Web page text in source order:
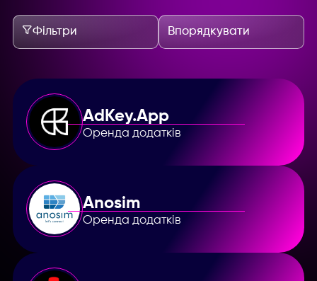
Фільтри Впорядкувати
AdKey.App
Оренда додатків
Anosim
Оренда додатків